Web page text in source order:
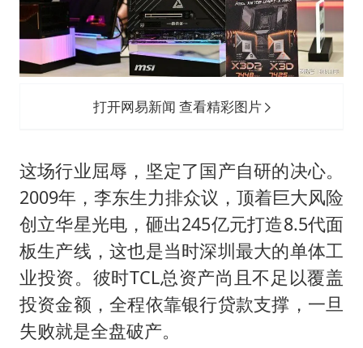
打开网易新闻 查看精彩图片
这场行业屈辱，坚定了国产自研的决心。
2009年，李东生力排众议，顶着巨大风险
创立华星光电，砸出245亿元打造8.5代面
板生产线，这也是当时深圳最大的单体工
业投资。彼时TCL总资产尚且不足以覆盖
投资金额，全程依靠银行贷款支撑，一旦
失败就是全盘破产。